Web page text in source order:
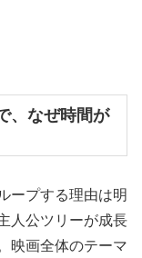
、なぜ時間が
ープする理由は明
人公ツリーが成長
映画全体のテーマ